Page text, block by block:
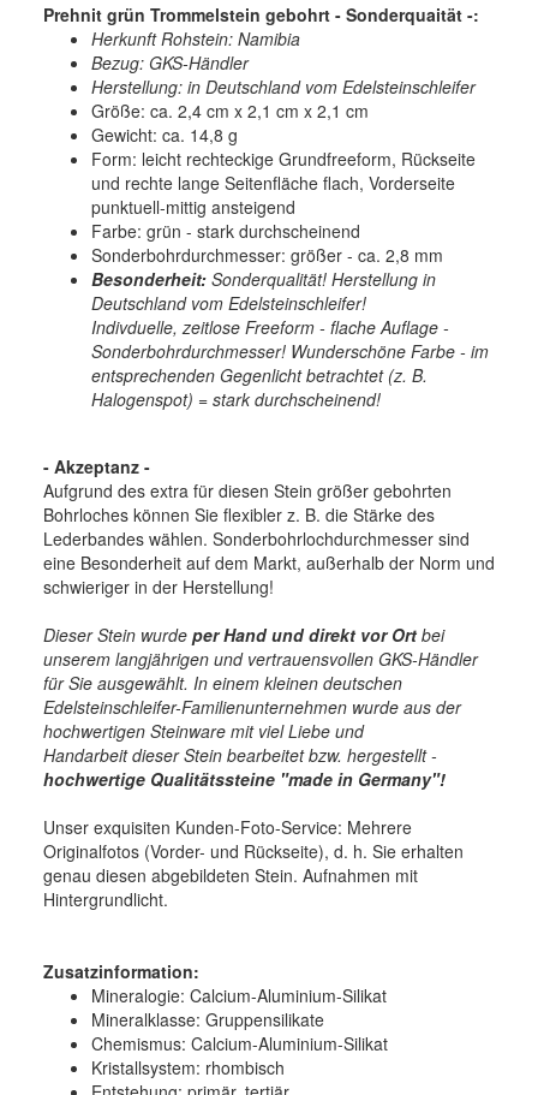
Prehnit grün Trommelstein gebohrt - Sonderquaität -:
Herkunft Rohstein: Namibia
Bezug: GKS-Händler
Herstellung: in Deutschland vom Edelsteinschleifer
Größe: ca. 2,4 cm x 2,1 cm x 2,1 cm
Gewicht: ca. 14,8 g
Form: leicht rechteckige Grundfreeform, Rückseite
und rechte lange Seitenfläche flach, Vorderseite
punktuell-mittig ansteigend
Farbe: grün - stark durchscheinend
Sonderbohrdurchmesser: größer - ca. 2,8 mm
Besonderheit: Sonderqualität! Herstellung in
Deutschland vom Edelsteinschleifer!
Indivduelle, zeitlose Freeform - flache Auflage -
Sonderbohrdurchmesser! Wunderschöne Farbe - im
entsprechenden Gegenlicht betrachtet (z. B.
Halogenspot) = stark durchscheinend!
- Akzeptanz -
Aufgrund des extra für diesen Stein größer gebohrten
Bohrloches können Sie flexibler z. B. die Stärke des
Lederbandes wählen. Sonderbohrlochdurchmesser sind
eine Besonderheit auf dem Markt, außerhalb der Norm und
schwieriger in der Herstellung!
Dieser Stein wurde per Hand und direkt vor Ort bei
unserem langjährigen und vertrauensvollen GKS-Händler
für Sie ausgewählt. In einem kleinen deutschen
Edelsteinschleifer-Familienunternehmen wurde aus der
hochwertigen Steinware mit viel Liebe und
Handarbeit dieser Stein bearbeitet bzw. hergestellt -
hochwertige Qualitätssteine "made in Germany"!
Unser exquisiten Kunden-Foto-Service: Mehrere
Originalfotos (Vorder- und Rückseite), d. h. Sie erhalten
genau diesen abgebildeten Stein. Aufnahmen mit
Hintergrundlicht.
Zusatzinformation:
Mineralogie: Calcium-Aluminium-Silikat
Mineralklasse: Gruppensilikate
Chemismus: Calcium-Aluminium-Silikat
Kristallsystem: rhombisch